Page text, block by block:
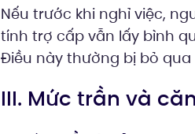
Nếu trước khi nghỉ việc,
tính trợ cấp vẫn lấy bình
Điều này thường bị bỏ
III. Mức trần và